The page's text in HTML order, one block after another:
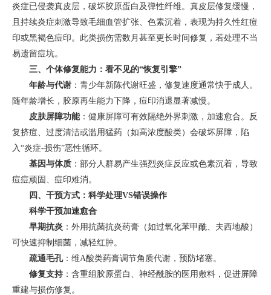
炎症已侵袭真皮层，破坏胶原蛋白及弹性纤维。真皮层修复缓慢，
且持续炎症刺激导致毛细血管扩张、色素沉着，表现为持久性红痘
印或黑褐色痘印。此类损伤需数月甚至更长时间修复，若处理不当
易遗留痘坑。
三、个体修复能力：看不见的“恢复引擎”
年龄与代谢 ：青少年新陈代谢旺盛，修复速度通常快于成人。
随年龄增长，胶原再生能力下降，痘印消退显著减慢。
皮肤屏障功能：健康屏障可有效隔绝外界刺激，加速愈合。反
复挤痘、过度清洁或滥用猛药（如高浓度酸类）会破坏屏障，陷
入“炎症-损伤”恶性循环。
基因与体质 ：部分人群易产生强烈炎症反应或色素沉着，导致
痘痘顽固、痘印难消。
四、干预方式：科学处理VS错误操作
科学干预加速愈合
早期抗炎 ：外用抗菌抗炎药膏（如过氧化苯甲酰、夫西地酸）
可快速抑制细菌，减轻红肿。
疏通毛孔：维A酸类药膏调节角质代谢，预防堵塞。
修复支持 ：含重组胶原蛋白、神经酰胺的医用敷料，促进屏障
重建与损伤修复。